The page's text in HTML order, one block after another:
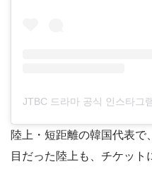
陸上・短距離の韓国代表
目だった陸上も、チケッ